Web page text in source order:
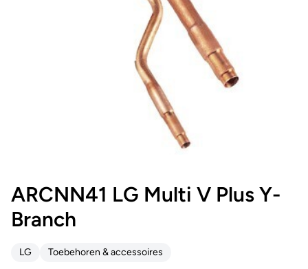
ARCNN41 LG Multi V Plus Y-
Branch
LG Toebehoren & accessoires